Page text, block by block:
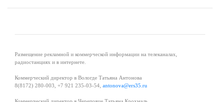
Размещение рекламной и коммерческой информации на телеканалах,
радиостанциях и в интернете.
Коммерческий директор в Вологде Татьяна Антонова
8(8172) 280-003, +7 921 235-03-54, antonova@ers35.ru